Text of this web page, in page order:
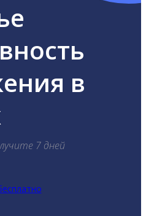
в
7 дней